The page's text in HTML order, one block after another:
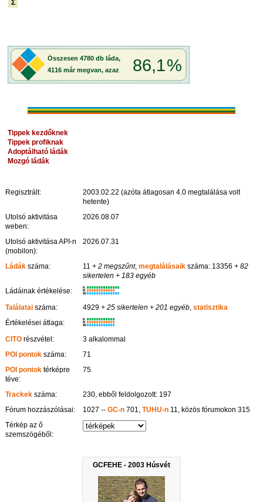
GCFEHE - 2003 Húsvét
Σ
Tippek kezdőknek
Tippek profiknak
Adoptálható ládák
Mozgó ládák
Regisztrált:
2003.02.22 (azóta átlagosan 4.0 megtalálása volt
hetente)
Utolsó aktivitása
weben:
2026.08.07
Utolsó aktivitása API-n
(mobilon):
2026.07.31
Ládák száma: 11 + 2 megszűnt,megtalálásaik száma: 13356 + 82
sikertelen + 183 egyéb
Ládáinak értékelése:
K
R
W
Találatai száma: 4929 + 25 sikertelen + 201 egyéb ,statisztika
Értékelései átlaga:
K
R
W
CITO részvétel:
3 alkalommal
POI pontok száma:
71
POI pontok térképre
téve:
75
Trackek száma:
230, ebből feldolgozott: 197
Fórum hozzászólásai:
1027 --GC-n 701,TUHU-n 11, közös fórumokon 315
Térkép az ő
szemszögéből: